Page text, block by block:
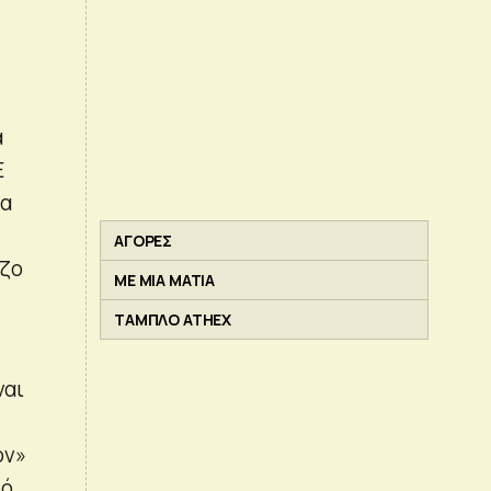
ΑΓΟΡΕΣ
ΜΕ ΜΙΑ ΜΑΤΙΑ
ΤΑΜΠΛΟ ATHEX